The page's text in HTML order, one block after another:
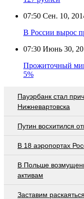
07:50 Сен. 10,
В России вырос
07:30 Июнь 30,
Прожиточный
5%
Пауэрбанк стал
Нижневартовска
Путин восхитился
В 18 аэропортах
В Польше
активам
Заставим